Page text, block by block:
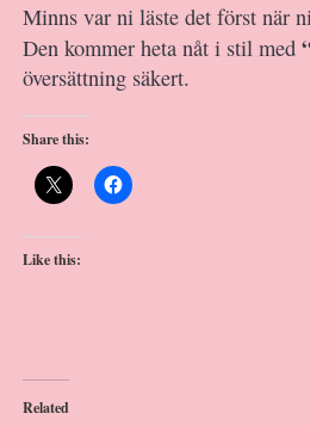
Minns var ni läste det först när
Den kommer heta nåt i stil med
översättning säkert.
Share this:
Like this:
Related